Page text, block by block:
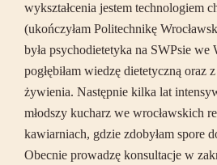
wykształcenia jestem technologiem
(ukończyłam Politechnikę
była psychodietetyka na SWPsie we
pogłębiłam wiedzę dietetyczną oraz
żywienia. Następnie kilka lat
młodszy kucharz we wrocławskich
kawiarniach, gdzie zdobyłam spore
Obecnie prowadzę konsultacje w